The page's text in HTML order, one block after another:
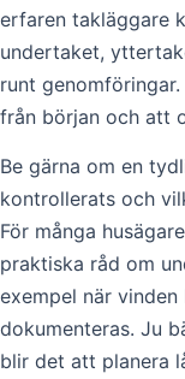
erfaren takläggare
undertaket,
runt
från början och att
Be gärna om en
kontrollerats och
För många
praktiska råd om
exempel när
dokumenteras. Ju
blir det att planera